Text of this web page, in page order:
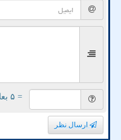
= ۵ بعلاوه ۳
ارسال نظر